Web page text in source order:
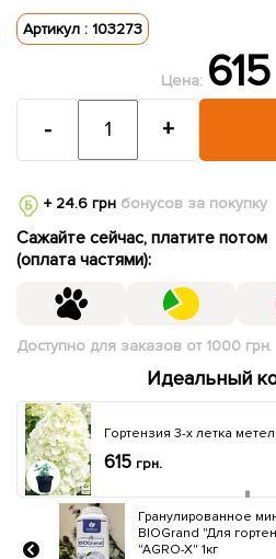
Артикул : 103273
Цена: 615
- +
+ 24.6 грнбонусов за покупку
Сажайте сейчас, платите потом
(оплата частями):
Доступно для заказов от 1000 грн.
Идеальный
Гортензия 3-х летка
615 грн.
Минеральное
"Для гортензий"
"AGRO-X" 100г